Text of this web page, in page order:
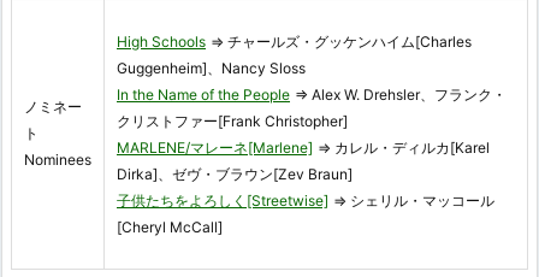
ノミネー
ト
Nominees
High Schools ⇒ チャールズ・グッケンハイム[Charles
Guggenheim]、Nancy Sloss
In the Name of the People ⇒ Alex W. Drehsler、フランク・
クリストファー[Frank Christopher]
MARLENE/マレーネ[Marlene] ⇒ カレル・ディルカ[Karel
Dirka]、ゼヴ・ブラウン[Zev Braun]
子供たちをよろしく[Streetwise] ⇒ シェリル・マッコール
[Cheryl McCall]